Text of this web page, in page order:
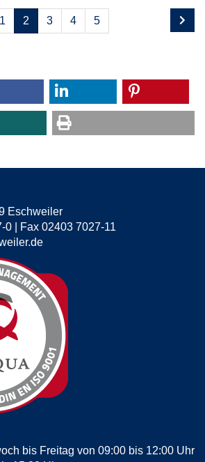
1 2 3 4 5
Eschweiler
0 | Fax 02403 7027-11
bis Freitag von 09:00 bis 12:00 Uhr